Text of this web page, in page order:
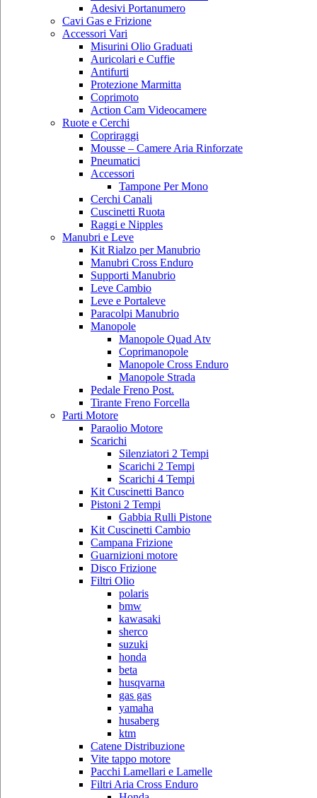
Adesivi Portanumero
Cavi Gas e Frizione
Accessori Vari
Misurini Olio Graduati
Auricolari e Cuffie
Antifurti
Protezione Marmitta
Coprimoto
Action Cam Videocamere
Ruote e Cerchi
Copriraggi
Mousse – Camere Aria Rinforzate
Pneumatici
Accessori
Tampone Per Mono
Cerchi Canali
Cuscinetti Ruota
Raggi e Nipples
Manubri e Leve
Kit Rialzo per Manubrio
Manubri Cross Enduro
Supporti Manubrio
Leve Cambio
Leve e Portaleve
Paracolpi Manubrio
Manopole
Manopole Quad Atv
Coprimanopole
Manopole Cross Enduro
Manopole Strada
Pedale Freno Post.
Tirante Freno Forcella
Parti Motore
Paraolio Motore
Scarichi
Silenziatori 2 Tempi
Scarichi 2 Tempi
Scarichi 4 Tempi
Kit Cuscinetti Banco
Pistoni 2 Tempi
Gabbia Rulli Pistone
Kit Cuscinetti Cambio
Campana Frizione
Guarnizioni motore
Disco Frizione
Filtri Olio
polaris
bmw
kawasaki
sherco
suzuki
honda
beta
husqvarna
gas gas
yamaha
husaberg
ktm
Catene Distribuzione
Vite tappo motore
Pacchi Lamellari e Lamelle
Filtri Aria Cross Enduro